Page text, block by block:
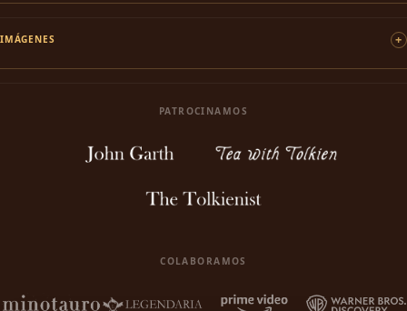
IMÁGENES
PATROCINAMOS
COLABORAMOS